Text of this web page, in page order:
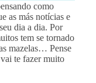
como
as más notícias e
dia a dia. Por
tem se tornado
mazelas… Pense
te fazer muito